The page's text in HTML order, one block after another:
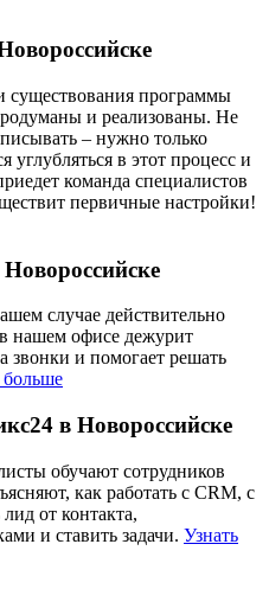
существования программы
и реализованы. Не
– нужно только
углубляться в этот процесс и
команда специалистов
первичные настройки!
случае действительно
нашем офисе дежурит
звонки и помогает решать
больше
в Новороссийске
обучают сотрудников
как работать с CRM, с
от контакта,
и ставить задачи. Узнать